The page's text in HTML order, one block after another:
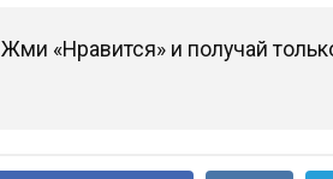
Жми «Нравится» и получай